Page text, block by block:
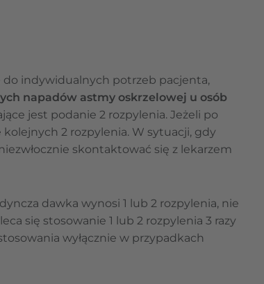
indywidualnych potrzeb pacjenta,
napadów astmy oskrzelowej u osób
jest podanie 2 rozpylenia. Jeżeli po
2 rozpylenia. W sytuacji, gdy
skontaktować się z lekarzem
dawka wynosi 1 lub 2 rozpylenia, nie
się stosowanie 1 lub 2 rozpylenia 3 razy
wyłącznie w przypadkach